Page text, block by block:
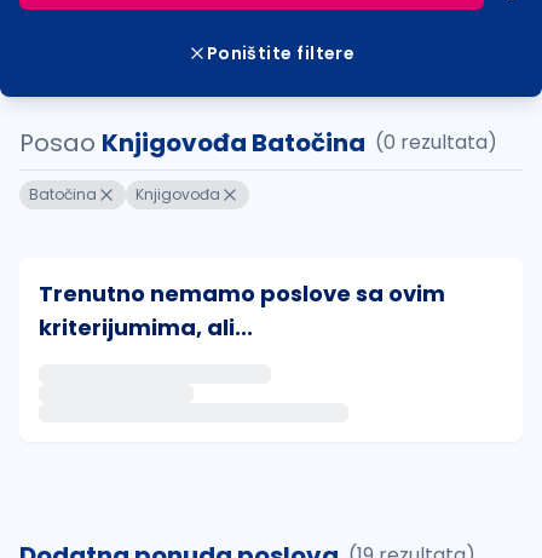
Poništite filtere
Posao Knjigovođa Batočina (0 rezultata)
Batočina Knjigovođa
Trenutno nemamo poslove sa ovim
kriterijumima, ali...